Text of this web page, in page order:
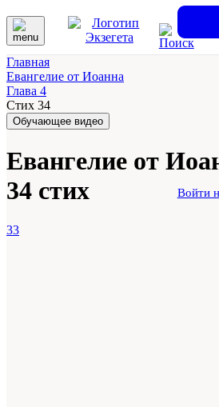
Войти
Главная
Евангелие от Иоанна
Глава 4
Стих 34
Обучающее видео
Евангелие от
34 стих
33